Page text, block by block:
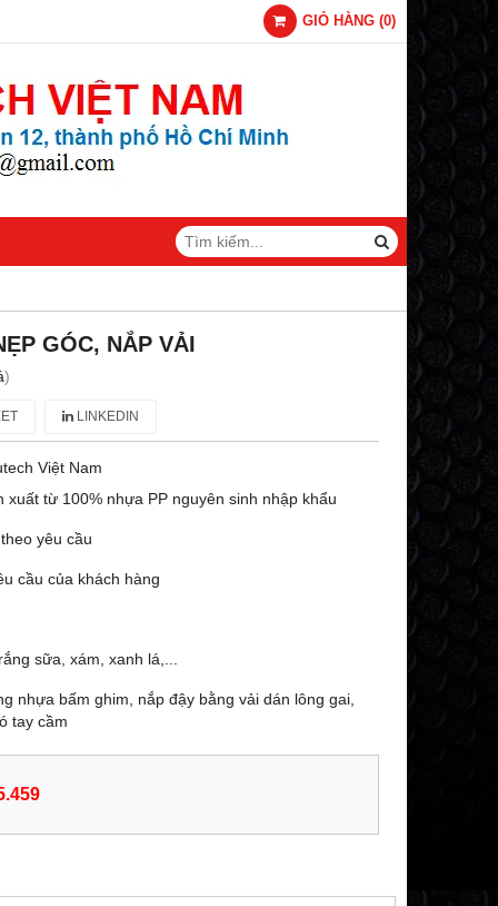
GIỎ HÀNG (0)
GÓC, NẮP VẢI
)
LINKEDIN
Việt Nam
xuất từ 100% nhựa PP nguyên sinh nhập khẩu
yêu cầu
cầu của khách hàng
sữa, xám, xanh lá,...
nhựa bấm ghim, nắp đậy bằng vải dán lông gai,
tay cầm